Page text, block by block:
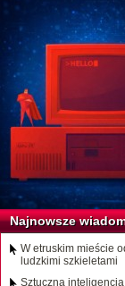
Najnowsze
W etruskim mieście
ludzkimi szkieletami
Sztuczna